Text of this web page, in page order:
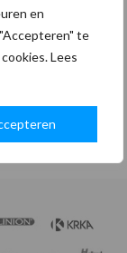
en
te
Lees
toegang
doeleinden
.